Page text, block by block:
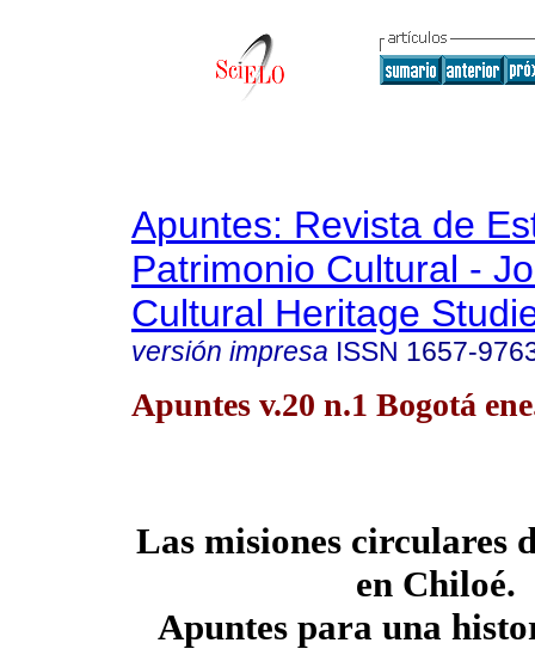
Apuntes: Revista de
Patrimonio Cultural -
Cultural Heritage
versión impresa ISSN 1657-
Apuntes v.20 n.1 Bogotá
Las misiones circulares
en Chiloé.
Apuntes para una